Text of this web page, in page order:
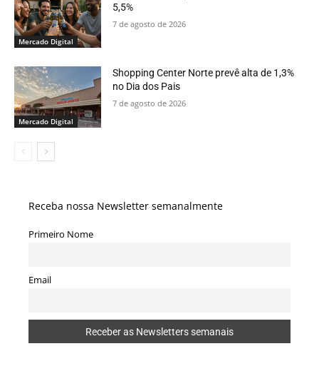
Mercado Digital
5,5%
7 de agosto de 2026
Mercado Digital
Shopping Center Norte prevê alta de 1,3%
no Dia dos Pais
7 de agosto de 2026
Receba nossa Newsletter semanalmente
Primeiro Nome
Email